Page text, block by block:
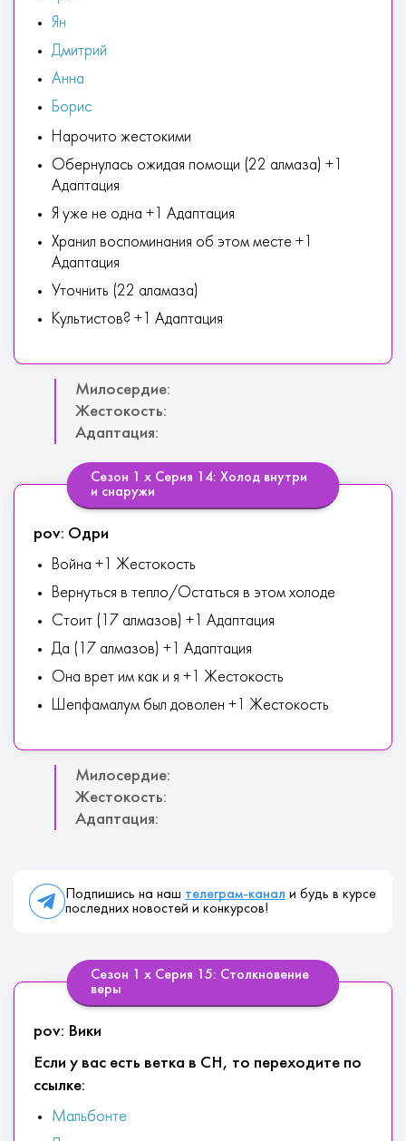
Ян
Дмитрий
Анна
Борис
Нарочито жестокими
Обернулась ожидая помощи (22 алмаза) +1
Адаптация
Я уже не одна +1 Адаптация
Хранил воспоминания об этом месте +1
Адаптация
Уточнить (22 аламаза)
Культистов? +1 Адаптация
Милосердие:
Жестокость:
Адаптация:
Сезон 1 х Серия 14: Холод внутри
и снаружи
pov: Одри
Война +1 Жестокость
Вернуться в тепло/Остаться в этом холоде
Стоит (17 алмазов) +1 Адаптация
Да (17 алмазов) +1 Адаптация
Она врет им как и я +1 Жестокость
Шепфамалум был доволен +1 Жестокость
Милосердие:
Жестокость:
Адаптация:
Подпишись на наш телеграм-канал и будь в курсе
последних новостей и конкурсов!
Сезон 1 х Серия 15: Столкновение
веры
pov: Вики
Если у вас есть ветка в СН, то переходите по
ссылке:
Мальбонте